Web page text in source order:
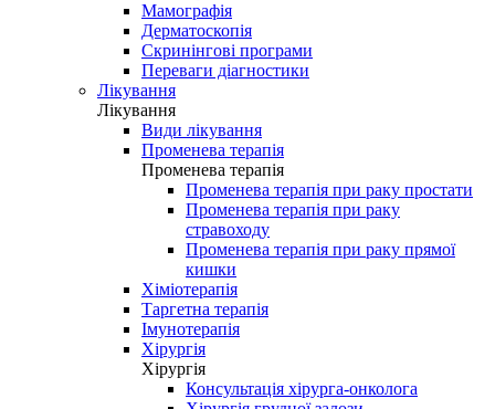
Мамографія
Дерматоскопія
Скринінгові програми
Переваги діагностики
Лікування
Лікування
Види лікування
Променева терапія
Променева терапія
Променева терапія при раку простати
Променева терапія при раку
стравоходу
Променева терапія при раку прямої
кишки
Хіміотерапія
Таргетна терапія
Імунотерапія
Хірургія
Хірургія
Консультація хірурга-онколога